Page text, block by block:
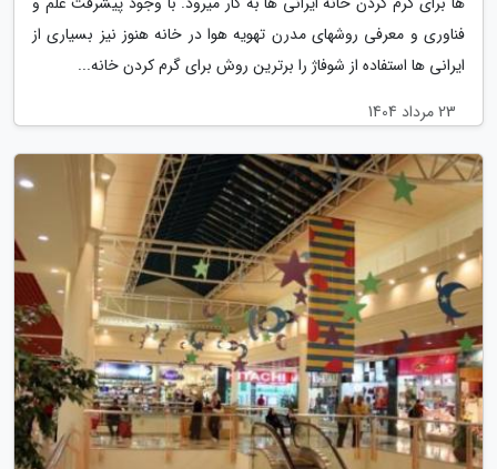
فناوری و معرفی روشهای مدرن تهویه هوا در خانه هنوز نیز بسیاری از
ایرانی ها استفاده از شوفاژ را برترین روش برای گرم کردن خانه...
23 مرداد 1404